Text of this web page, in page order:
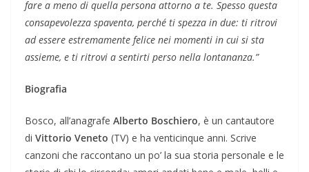
fare a meno di quella persona attorno a te. Spesso questa
consapevolezza spaventa, perché ti spezza in due: ti ritrovi
ad essere estremamente felice nei momenti in cui si sta
assieme, e ti ritrovi a sentirti perso nella lontananza.”
Biografia
Bosco, all’anagrafe Alberto Boschiero, è un cantautore
di Vittorio Veneto (TV) e ha venticinque anni. Scrive
canzoni che raccontano un po’ la sua storia personale e le